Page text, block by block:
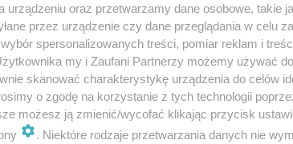
urządzeniu oraz przetwarzamy dane osobowe, takie
przez urządzenie czy dane przeglądania w celu
spersonalizowanych treści, pomiar reklam i
my i Zaufani Partnerzy możemy używać
skanować charakterystykę urządzenia do celów
o zgodę na korzystanie z tych technologii
możesz ją zmienić/wycofać klikając przycisk
. Niektóre rodzaje przetwarzania danych nie